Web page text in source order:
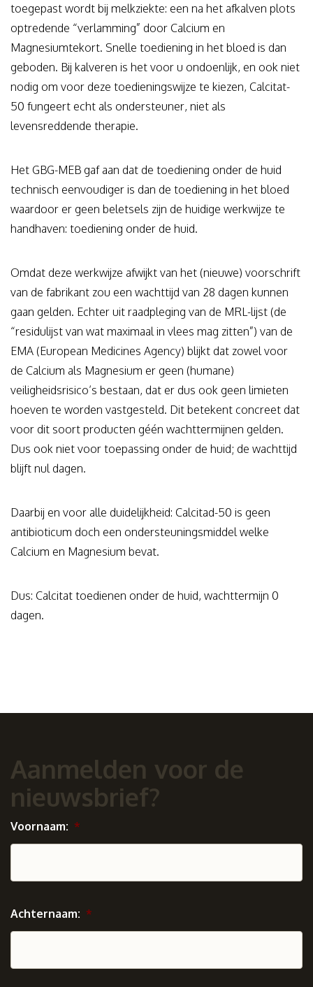
toegepast wordt bij melkziekte: een na het afkalven plots
optredende “verlamming” door Calcium en
Magnesiumtekort. Snelle toediening in het bloed is dan
geboden. Bij kalveren is het voor u ondoenlijk, en ook niet
nodig om voor deze toedieningswijze te kiezen, Calcitat-
50 fungeert echt als ondersteuner, niet als
levensreddende therapie.
Het GBG-MEB gaf aan dat de toediening onder de huid
technisch eenvoudiger is dan de toediening in het bloed
waardoor er geen beletsels zijn de huidige werkwijze te
handhaven: toediening onder de huid.
Omdat deze werkwijze afwijkt van het (nieuwe) voorschrift
van de fabrikant zou een wachttijd van 28 dagen kunnen
gaan gelden. Echter uit raadpleging van de MRL-lijst (de
“residulijst van wat maximaal in vlees mag zitten”) van de
EMA (European Medicines Agency) blijkt dat zowel voor
de Calcium als Magnesium er geen (humane)
veiligheidsrisico’s bestaan, dat er dus ook geen limieten
hoeven te worden vastgesteld. Dit betekent concreet dat
voor dit soort producten géén wachttermijnen gelden.
Dus ook niet voor toepassing onder de huid; de wachttijd
blijft nul dagen.
Daarbij en voor alle duidelijkheid: Calcitad-50 is geen
antibioticum doch een ondersteuningsmiddel welke
Calcium en Magnesium bevat.
Dus: Calcitat toedienen onder de huid, wachttermijn 0
dagen.
Aanmelden voor de
nieuwsbrief?
Voornaam: *
Achternaam: *